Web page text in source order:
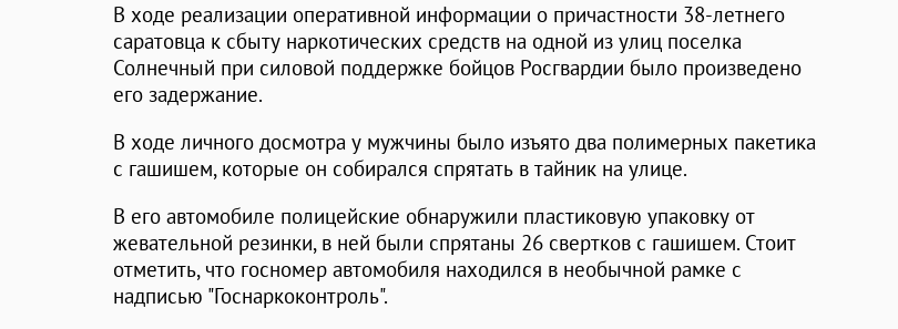
В ходе реализации оперативной информации о причастности 38-летнего
саратовца к сбыту наркотических средств на одной из улиц поселка
Солнечный при силовой поддержке бойцов Росгвардии было произведено
его задержание.
В ходе личного досмотра у мужчины было изъято два полимерных пакетика
с гашишем, которые он собирался спрятать в тайник на улице.
В его автомобиле полицейские обнаружили пластиковую упаковку от
жевательной резинки, в ней были спрятаны 26 свертков с гашишем. Стоит
отметить, что госномер автомобиля находился в необычной рамке с
надписью "Госнаркоконтроль".